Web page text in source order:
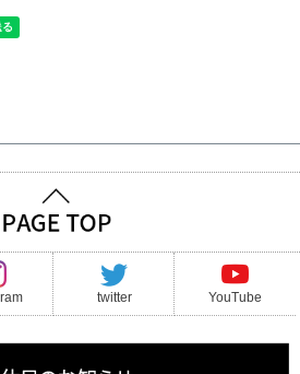
twitter YouTube